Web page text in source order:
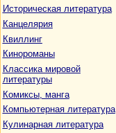
Историческая литература
Канцелярия
Квиллинг
Кинороманы
Классика мировой
литературы
Комиксы, манга
Компьютерная литература
Кулинарная литература